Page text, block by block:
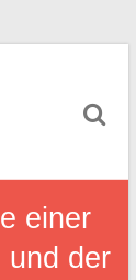
einer
und der